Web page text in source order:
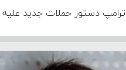
ترامپ دستور حملات جدید علیه
سپاه: دو نفتکش متخلف مورد
ترامپ مدعی توافق تاریخی